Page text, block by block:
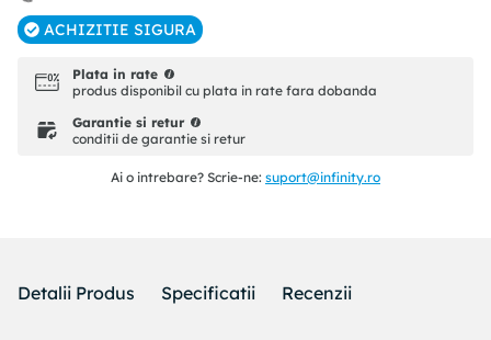
ACHIZITIE SIGURA
Plata in rate
produs disponibil cu plata in rate fara dobanda
Garantie si retur
conditii de garantie si retur
Ai o intrebare? Scrie-ne: suport@infinity.ro
Detalii Produs Specificatii Recenzii